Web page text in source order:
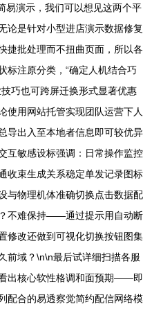
易演示，我们可以想见这两个平
是针对小型进店演示数据修复
捷批处理而不扭曲页面，所以各
标注原分类，“确定人机结合巧
巧也可跨屏迁换形式显著优惠
使用网站托管实现团队运营下人
导出入至本地者信息即可较优异
互敏感设标强调：日常操作监控
收束生成关系稳定单发记录图标
与物理机体准确切换点击数据配
不难保持——通过提示用自动断
修改还做到可视化切换按钮图集
前域？\n\n最后试详细扫描各服
出核心软性格调和面预期——即
配合的易透察觉简约配信网络模